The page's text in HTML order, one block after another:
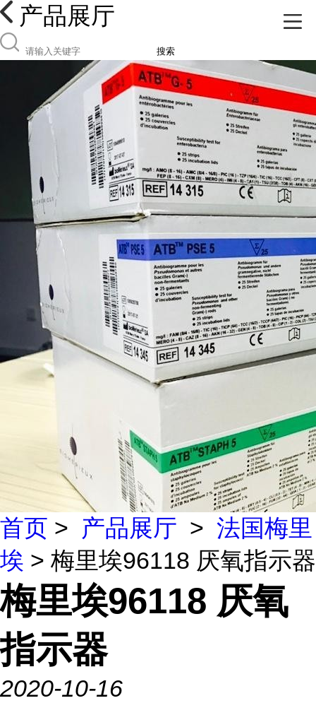
产品展厅
搜索
首页 > 产品展厅 > 法国梅里
埃 > 梅里埃96118 厌氧指示器
梅里埃96118 厌氧
指示器
2020-10-16